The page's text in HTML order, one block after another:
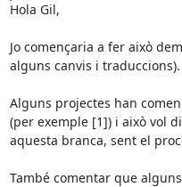
Hola Gil,
Jo començaria a fer això
alguns canvis i traduccions).
Alguns projectes han
(per exemple [1]) i això vol
aquesta branca, sent el
També comentar que